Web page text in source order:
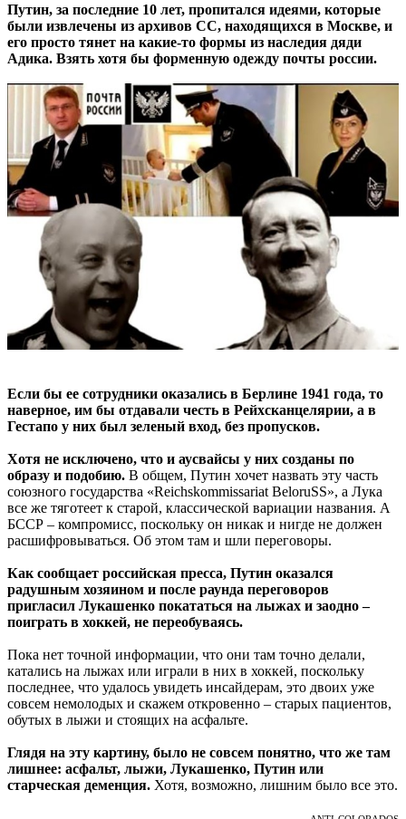
Путин, за последние 10 лет, пропитался идеями, которые
были извлечены из архивов СС, находящихся в Москве, и
его просто тянет на какие-то формы из наследия дяди
Адика. Взять хотя бы форменную одежду почты россии.
Если бы ее сотрудники оказались в Берлине 1941 года, то
наверное, им бы отдавали честь в Рейхсканцелярии, а в
Гестапо у них был зеленый вход, без пропусков.
Хотя не исключено, что и аусвайсы у них созданы по
образу и подобию. В общем, Путин хочет назвать эту часть
союзного государства «Reichskommissariat BeloruSS», а Лука
все же тяготеет к старой, классической вариации названия. А
БССР – компромисс, поскольку он никак и нигде не должен
расшифровываться. Об этом там и шли переговоры.
Как сообщает российская пресса, Путин оказался
радушным хозяином и после раунда переговоров
пригласил Лукашенко покататься на лыжах и заодно –
поиграть в хоккей, не переобуваясь.
Пока нет точной информации, что они там точно делали,
катались на лыжах или играли в них в хоккей, поскольку
последнее, что удалось увидеть инсайдерам, это двоих уже
совсем немолодых и скажем откровенно – старых пациентов,
обутых в лыжи и стоящих на асфальте.
Глядя на эту картину, было не совсем понятно, что же там
лишнее: асфальт, лыжи, Лукашенко, Путин или
старческая деменция. Хотя, возможно, лишним было все это.